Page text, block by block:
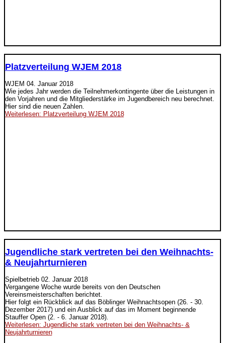
Platzverteilung WJEM 2018
WJEM 04. Januar 2018
Wie jedes Jahr werden die Teilnehmerkontingente über die Leistungen in
den Vorjahren und die Mitgliederstärke im Jugendbereich neu berechnet.
Hier sind die neuen Zahlen.
Weiterlesen: Platzverteilung WJEM 2018
Jugendliche stark vertreten bei den Weihnachts-
& Neujahrturnieren
Spielbetrieb 02. Januar 2018
Vergangene Woche wurde bereits von den Deutschen
Vereinsmeisterschaften berichtet.
Hier folgt ein Rückblick auf das Böblinger Weihnachtsopen (26. - 30.
Dezember 2017) und ein Ausblick auf das im Moment beginnende
Stauffer Open (2. - 6. Januar 2018).
Weiterlesen: Jugendliche stark vertreten bei den Weihnachts- &
Neujahrturnieren